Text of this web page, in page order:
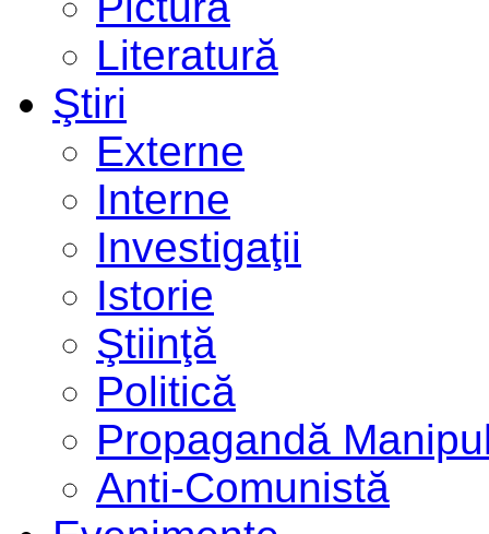
Literatură
Ştiri
Externe
Interne
Investigaţii
Istorie
Ştiinţă
Politică
Propagandă
Anti-Comunistă